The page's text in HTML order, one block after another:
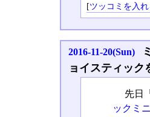
[ツッコミを入れ
2016-11-20(Sun)
ョイスティック
先日「
ックミ